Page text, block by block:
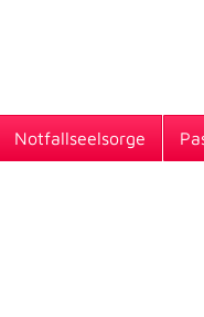
Notfallseelsorge